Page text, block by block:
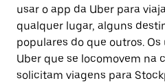
usar o app da Uber para
qualquer lugar, alguns
populares do que outros.
Uber que se locomovem na
solicitam viagens para